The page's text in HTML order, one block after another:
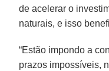
de acelerar o
naturais, e isso
“Estão impondo a
prazos impossíveis,